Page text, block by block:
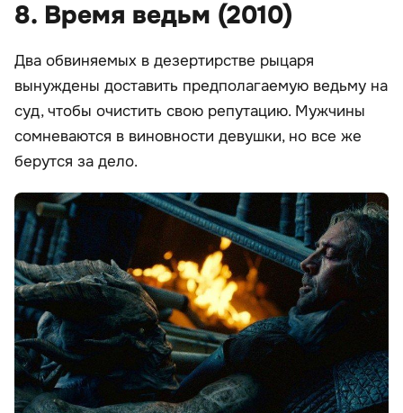
8. Время ведьм (2010)
Два обвиняемых в дезертирстве рыцаря
вынуждены доставить предполагаемую ведьму на
суд, чтобы очистить свою репутацию. Мужчины
сомневаются в виновности девушки, но все же
берутся за дело.